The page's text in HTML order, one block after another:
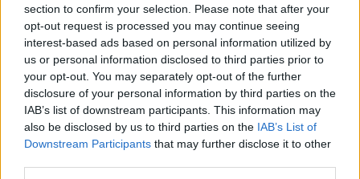
section to confirm your selection. Please note that after your
opt-out request is processed you may continue seeing
interest-based ads based on personal information utilized by
us or personal information disclosed to third parties prior to
your opt-out. You may separately opt-out of the further
disclosure of your personal information by third parties on the
IAB’s list of downstream participants. This information may
also be disclosed by us to third parties on the IAB’s List of
Downstream Participants that may further disclose it to other
2Marfin: Η 46χρονη πήρε προθεσμία για να
απολογηθεί την Τρίτη – «Είναι αθώα,
συμμετείχε στη διαδήλωση όπως και
100.000 άτομα»
3Σίντνεϊ Τάουλ: Πέθανε σε ηλικία 26 ετών η
σταρ του TikTok – Kατέγραφε τη ζωή της
με τον καρκίνο
4Μεταφορές χρημάτων: Πότε μπορεί να
θεωρηθούν δωρεές και να επιβληθεί φόρος